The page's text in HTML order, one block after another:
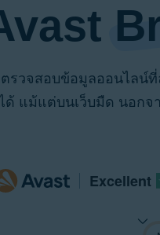
รวจสอบข้อมูลออนไลน์
ด้ แม้แต่บนเว็บมืด นอก
Excellent